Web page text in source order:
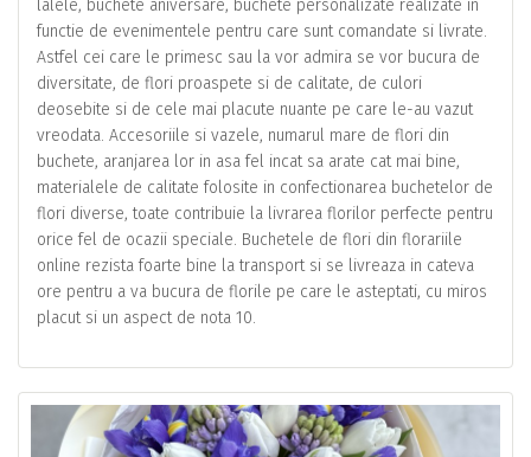
lalele, buchete aniversare, buchete personalizate realizate in
functie de evenimentele pentru care sunt comandate si livrate.
Astfel cei care le primesc sau la vor admira se vor bucura de
diversitate, de flori proaspete si de calitate, de culori
deosebite si de cele mai placute nuante pe care le-au vazut
vreodata. Accesoriile si vazele, numarul mare de flori din
buchete, aranjarea lor in asa fel incat sa arate cat mai bine,
materialele de calitate folosite in confectionarea buchetelor de
flori diverse, toate contribuie la livrarea florilor perfecte pentru
orice fel de ocazii speciale. Buchetele de flori din florariile
online rezista foarte bine la transport si se livreaza in cateva
ore pentru a va bucura de florile pe care le asteptati, cu miros
placut si un aspect de nota 10.